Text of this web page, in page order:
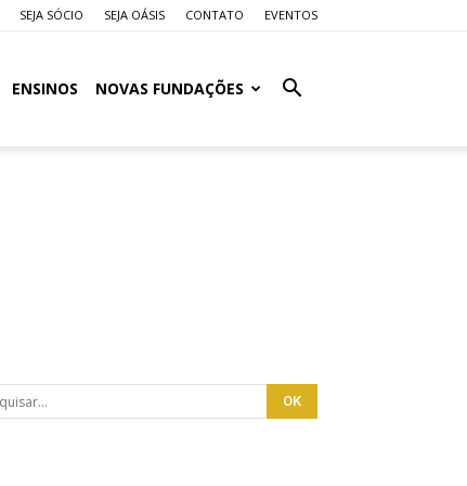
SEJA SÓCIO SEJA OÁSIS CONTATO EVENTOS
ENSINOS NOVAS FUNDAÇÕES